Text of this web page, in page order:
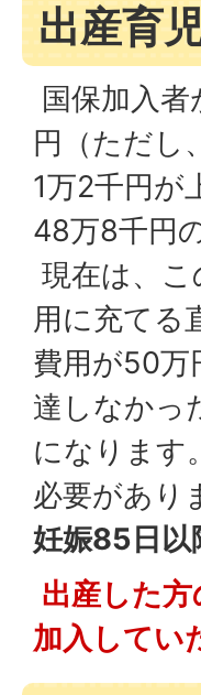
出産育
国保加入
円（ただし
1万2千円が
48万8千円
現在は、
用に充てる
費用が50万
達しなかっ
になります
必要があり
妊娠85日以
出産した
加入してい